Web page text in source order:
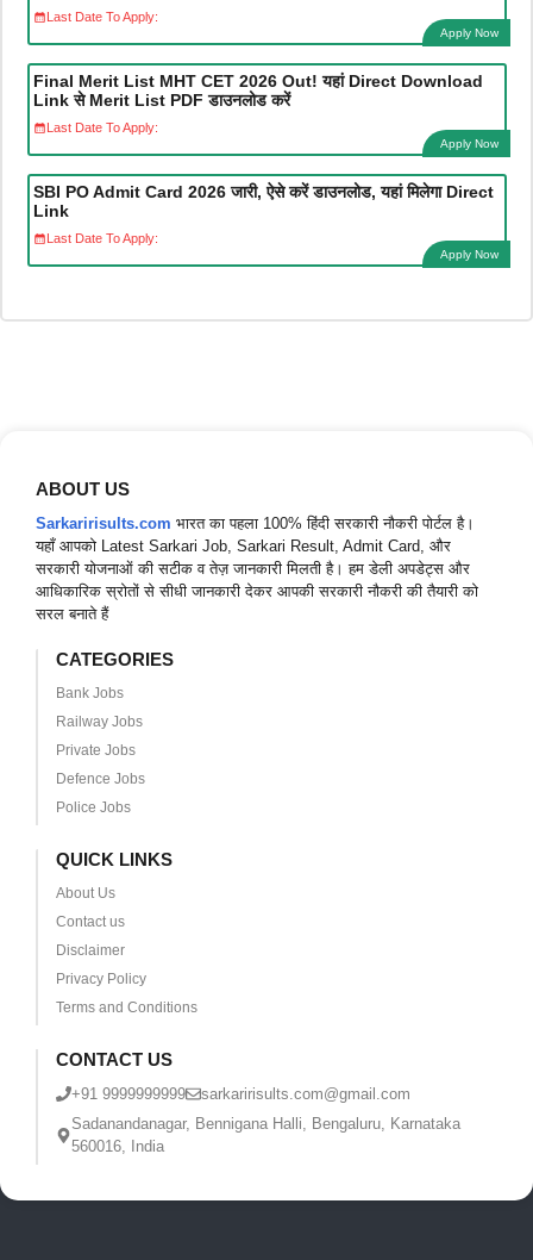
Last Date To Apply:
Apply Now
Final Merit List MHT CET 2026 Out! यहां Direct Download
Link से Merit List PDF डाउनलोड करें
Last Date To Apply:
Apply Now
SBI PO Admit Card 2026 जारी, ऐसे करें डाउनलोड, यहां मिलेगा Direct
Link
Last Date To Apply:
Apply Now
ABOUT US
Sarkaririsults.com भारत का पहला 100% हिंदी सरकारी नौकरी पोर्टल है।
यहाँ आपको Latest Sarkari Job, Sarkari Result, Admit Card, और
सरकारी योजनाओं की सटीक व तेज़ जानकारी मिलती है। हम डेली अपडेट्स और
आधिकारिक स्रोतों से सीधी जानकारी देकर आपकी सरकारी नौकरी की तैयारी को
सरल बनाते हैं
CATEGORIES
Bank Jobs
Railway Jobs
Private Jobs
Defence Jobs
Police Jobs
QUICK LINKS
About Us
Contact us
Disclaimer
Privacy Policy
Terms and Conditions
CONTACT US
+91 9999999999
sarkaririsults.com@gmail.com
Sadanandanagar, Bennigana Halli, Bengaluru, Karnataka
560016, India